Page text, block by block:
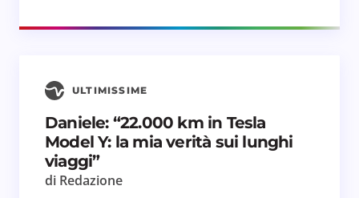
ULTIMISSIME
Daniele: “22.000 km in Tesla
Model Y: la mia verità sui lunghi
viaggi”
di Redazione